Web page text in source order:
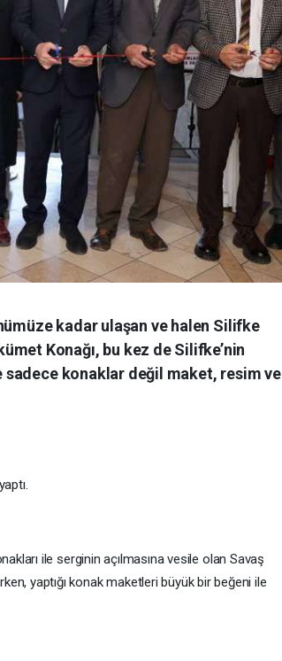
kadar ulaşan ve halen Silifke
Konağı, bu kez de Silifke’nin
sadece konaklar değil maket, resim ve
ile serginin açılmasına vesile olan Savaş
yaptığı konak maketleri büyük bir beğeni ile